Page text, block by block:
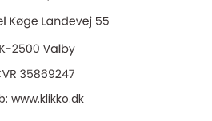
www.klikko.dk